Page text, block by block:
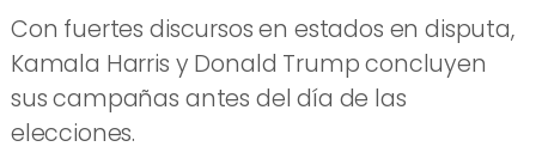
​Con fuertes discursos en estados en disputa,
Kamala Harris y Donald Trump concluyen
sus campañas antes del día de las
elecciones.